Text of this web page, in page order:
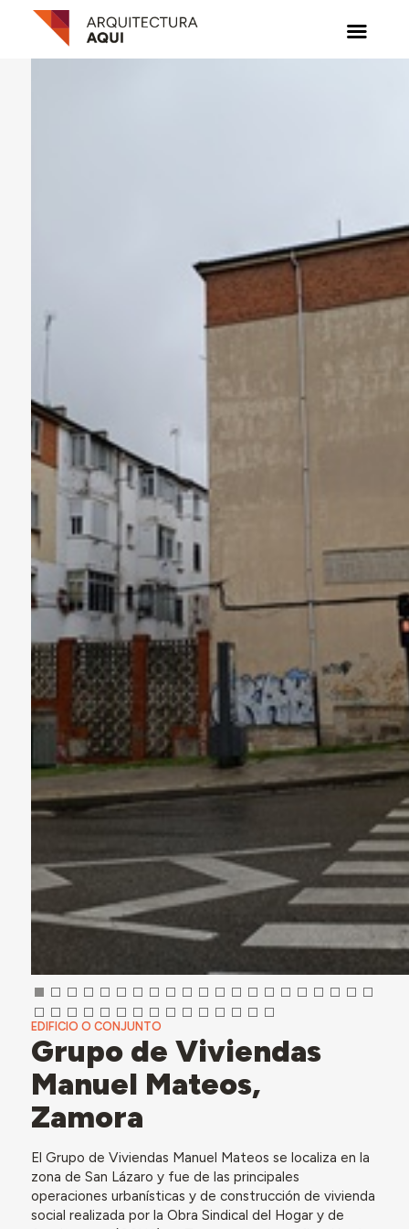
EDIFICIO O CONJUNTO
Grupo de Viviendas
Manuel Mateos,
Zamora
El Grupo de Viviendas Manuel Mateos se localiza en la
zona de San Lázaro y fue de las principales
operaciones urbanísticas y de construcción de vivienda
social realizada por la Obra Sindical del Hogar y de